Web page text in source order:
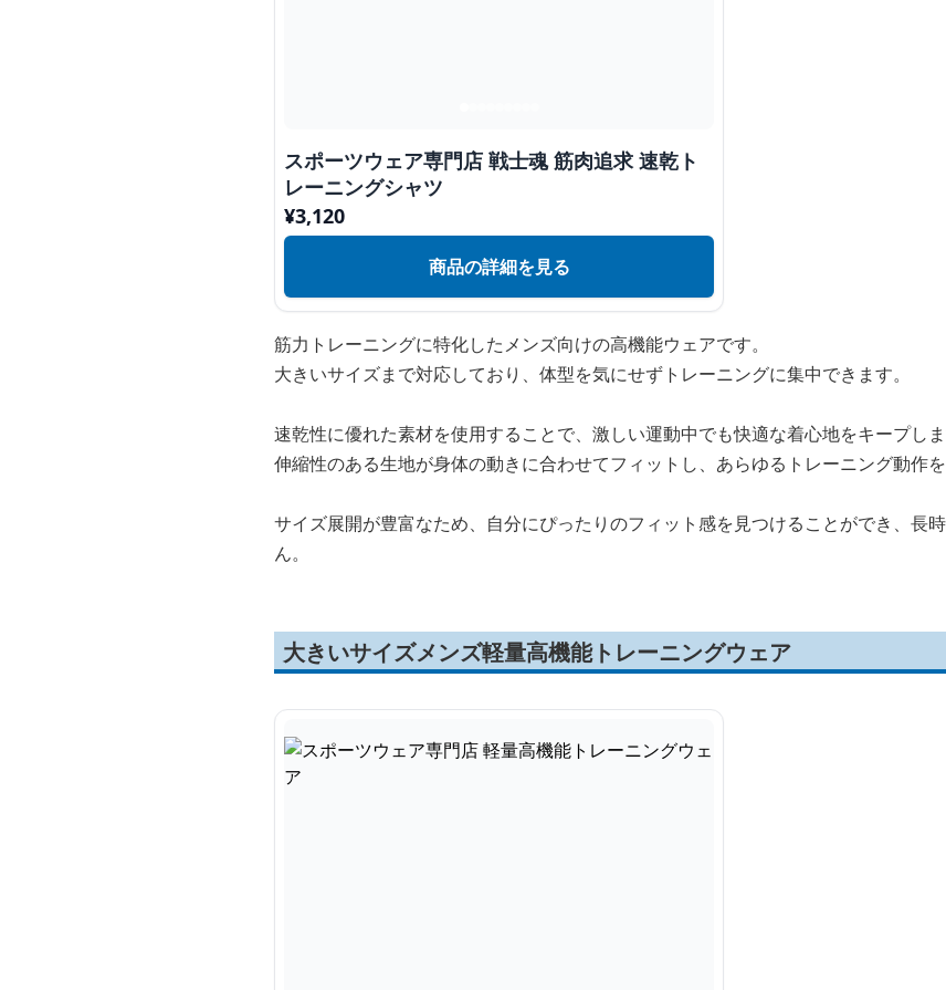
スポーツウェア専門店 戦士魂 筋肉追求 速乾ト
レーニングシャツ
¥3,120
商品の詳細を見る
筋力トレーニングに特化したメンズ向けの高機能ウェアです。
大きいサイズまで対応しており、体型を気にせずトレーニングに集中できます。
速乾性に優れた素材を使用することで、激しい運動中でも快適な着心地をキープしま
伸縮性のある生地が身体の動きに合わせてフィットし、あらゆるトレーニング動作を
サイズ展開が豊富なため、自分にぴったりのフィット感を見つけることができ、長
ん。
大きいサイズメンズ軽量高機能トレーニングウェア